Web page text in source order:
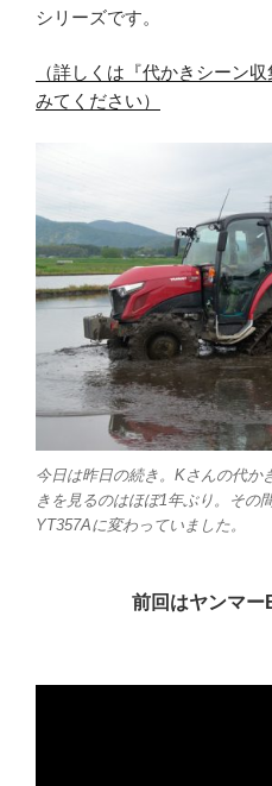
シリーズです。
（詳しくは『代かきシーン
みてください）
今日は昨日の続き。Kさんの代か
きを見るのはほぼ1年ぶり。その
YT357Aに変わっていました。
前回はヤンマー